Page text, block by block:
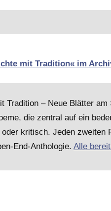
mit Tradition« im
Tradition – Neue Blätter
die zentral auf ein
kritisch. Jeden
End-Anthologie. Alle